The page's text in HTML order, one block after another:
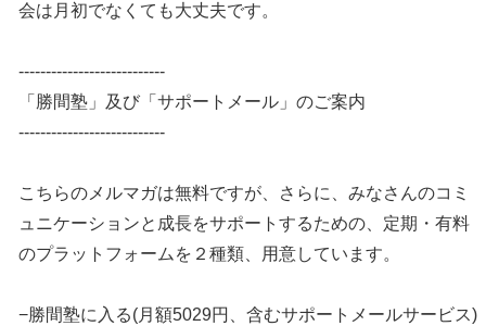
会は月初でなくても大丈夫です。
---------------------------
「勝間塾」及び「サポートメール」のご案内
---------------------------
こちらのメルマガは無料ですが、さらに、みなさんのコミ
ュニケーションと成長をサポートするための、定期・有料
のプラットフォームを２種類、用意しています。
−勝間塾に入る(月額5029円、含むサポートメールサービス)